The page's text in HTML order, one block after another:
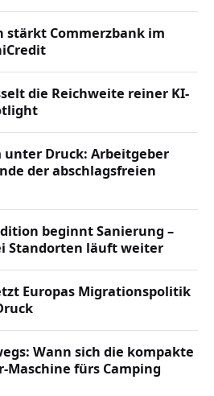
stärkt Commerzbank im
die Reichweite reiner KI-
unter Druck: Arbeitgeber
der abschlagsfreien
beginnt Sanierung –
Standorten läuft weiter
Europas Migrationspolitik
Wann sich die kompakte
Maschine fürs Camping